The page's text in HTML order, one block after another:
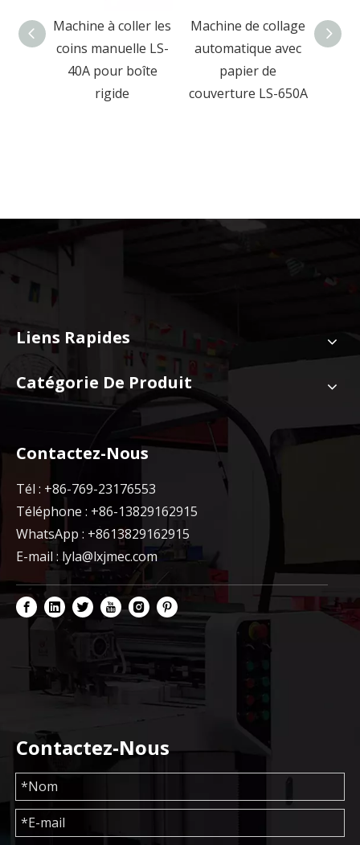
Machine à coller les
coins manuelle LS-
40A pour boîte
rigide
Machine de collage
automatique avec
papier de
couverture LS-650A
Liens Rapides
Catégorie De Produit
Contactez-Nous
Tél : +86-769-23176553
Téléphone : +86-13829162915
WhatsApp : +8613829162915
E-mail : lyla@lxjmec.com
Contactez-Nous